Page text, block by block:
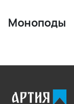
Моноподы